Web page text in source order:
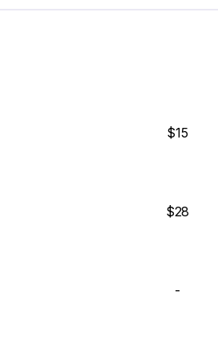
$15
$28
-